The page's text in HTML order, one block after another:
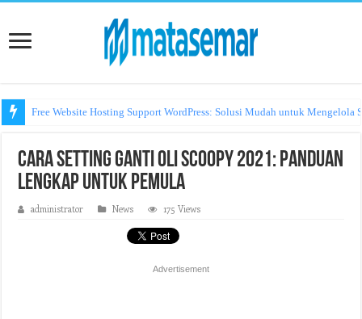
Free Website Hosting Support WordPress: Solusi Mudah untuk Mengelola
Cara Install Python di Hosting
Cara Setting Ganti Oli Scoopy 2021: Panduan
Lengkap untuk Pemula
administrator News 175 Views
Advertisement